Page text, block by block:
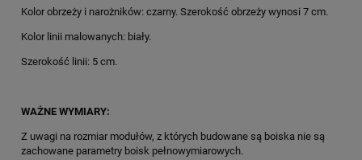
Kolor obrzeży i narożników: czarny. Szerokość obrzeży wynosi 7 cm.
Kolor linii malowanych: biały.
Szerokość linii: 5 cm.
WAŻNE WYMIARY:
Z uwagi na rozmiar modułów, z których budowane są boiska nie są
zachowane parametry boisk pełnowymiarowych.